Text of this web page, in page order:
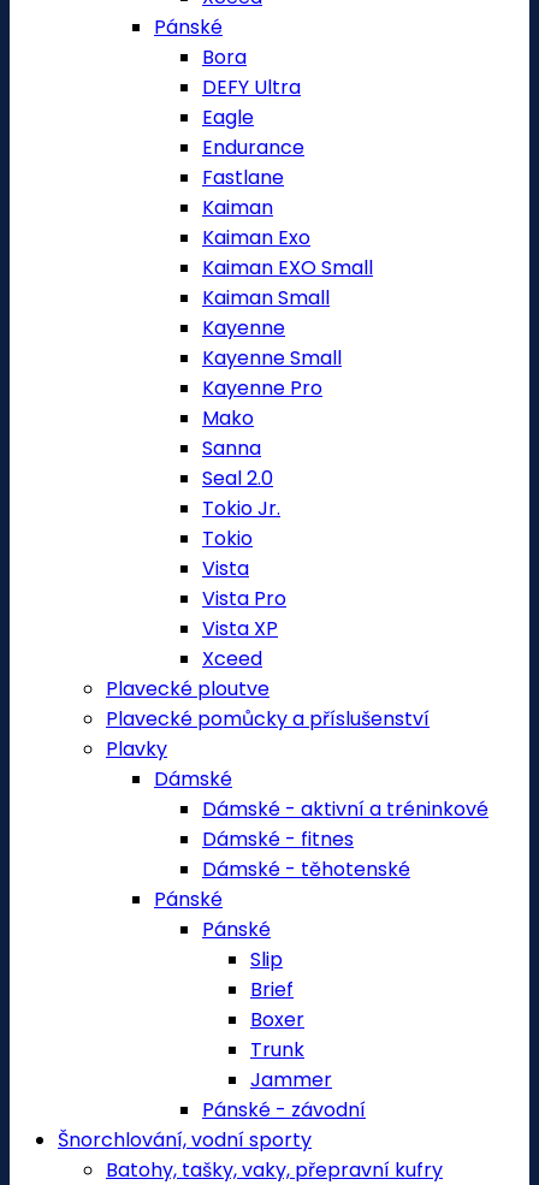
Pánské
Bora
DEFY Ultra
Eagle
Endurance
Fastlane
Kaiman
Kaiman Exo
Kaiman EXO Small
Kaiman Small
Kayenne
Kayenne Small
Kayenne Pro
Mako
Sanna
Seal 2.0
Tokio Jr.
Tokio
Vista
Vista Pro
Vista XP
Xceed
Plavecké ploutve
Plavecké pomůcky a příslušenství
Plavky
Dámské
Dámské - aktivní a tréninkové
Dámské - fitnes
Dámské - těhotenské
Pánské
Pánské
Slip
Brief
Boxer
Trunk
Jammer
Pánské - závodní
Šnorchlování, vodní sporty
Batohy, tašky, vaky, přepravní kufry